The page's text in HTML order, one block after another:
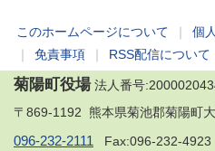
このホームページについて 個
免責事項 RSS配信について
菊陽町役場法人番号
〒869-1192 熊本県菊池郡菊陽町
096-232-2111 Fax:096-232-4923